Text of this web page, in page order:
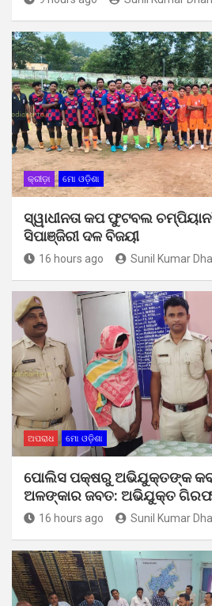
କ୍ରୀଡ଼ା ମୋ ଓଡ଼ିଶା
ସ୍ୱାଧୀନତା କପ ଫୁଟବଲ
ସିପାଞ୍ଜିରୀ ଦଳ ବିଜୟୀ
16 hours ago Sunil Kumar
ଅପରାଧ ମୋ ଓଡ଼ିଶା
ପୋଲିସ ପକ୍ଷରୁ ଅଭିଯୁକ୍ତଙ୍କ
ଅଳଙ୍କାର ଜବତ: ଅଭିଯୁକ୍ତ
16 hours ago Sunil Kumar